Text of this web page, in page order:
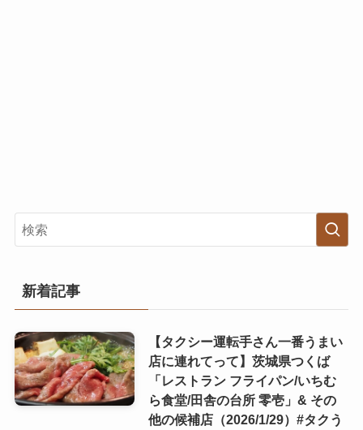
新着記事
【タクシー運転手さん一番うまい
店に連れてって】茨城県つくば
「レストラン フライパン/いちむ
ら食堂/田舎の台所 零壱」& その
他の候補店（2026/1/29）#タクう